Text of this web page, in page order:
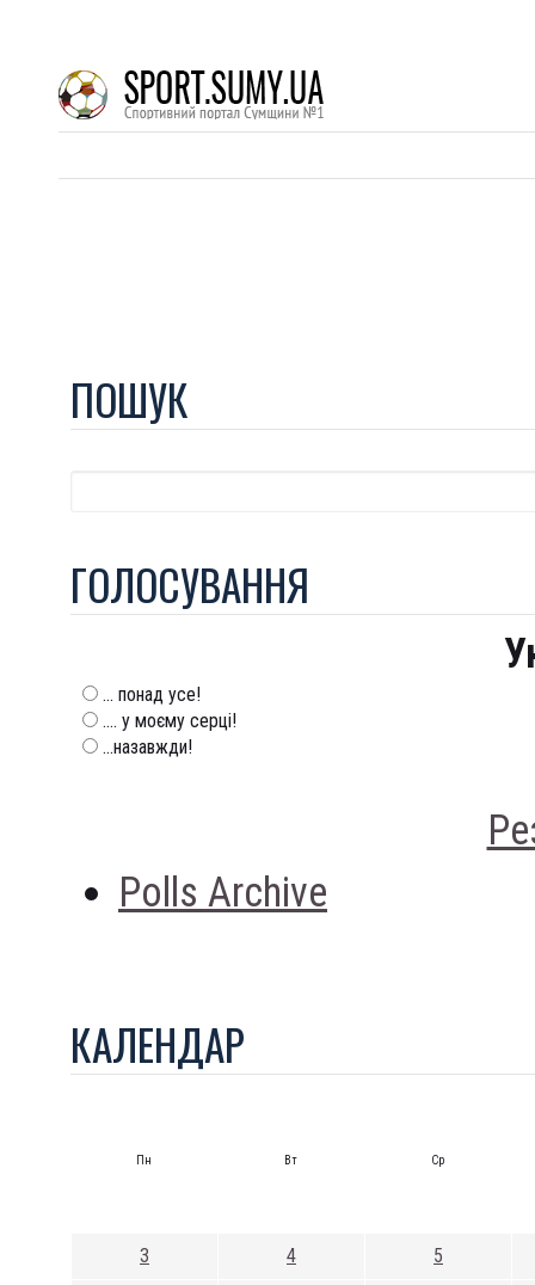
ПОШУК
ГОЛОСУВАННЯ
... понад усе!
.... у моєму серці!
...назавжди!
Polls Archive
КАЛЕНДАР
Пн Вт Ср
3 4 5